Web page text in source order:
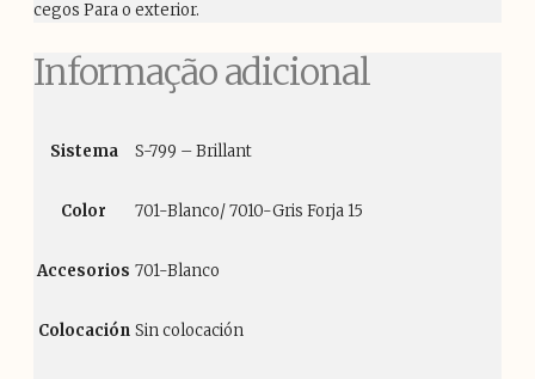
cegos Para o exterior.
Informação adicional
Sistema S-799 – Brillant
Color 701-Blanco/ 7010-Gris Forja 15
Accesorios 701-Blanco
Colocación Sin colocación